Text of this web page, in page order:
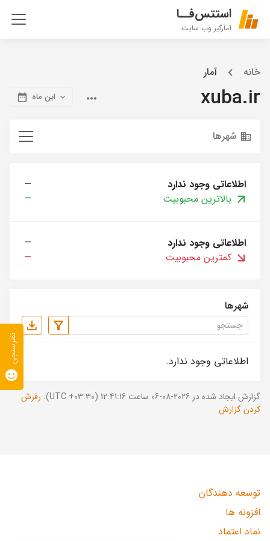
استتس‌فــا
آمارگیر وب سایت
خانه آمار
xuba.ir این ماه
شهرها
اطلاعاتی وجود ندارد
—
بالاترین محبوبیت
—
اطلاعاتی وجود ندارد
—
کمترین محبوبیت
—
شهرها
اطلاعاتی وجود ندارد.
گزارش ایجاد شده در 2026-08-06 ساعت 12:41:16 (UTC +03:30).
رفرش
کردن گزارش
توسعه دهندگان
افزونه ها
نماد اعتماد
نظرسنجی